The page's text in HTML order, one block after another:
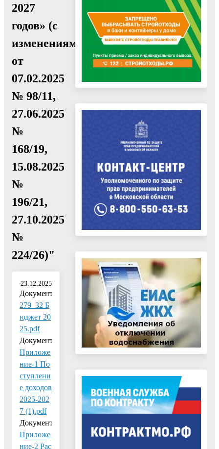
2027
годов» (с
изменениями
от
07.02.2025
№ 98/11,
27.06.2025
№
168/19,
15.08.2025
№
196/21,
27.10.2025
№
224/26)"
23.12.2025
Документ:
279_32 Б
юджет 20
25.pdf
Документ:
Приложе
ние-1 По
ступлени
е доходов
2025-202
7 (1).pdf
Документ:
Приложе
ние-2 Рас